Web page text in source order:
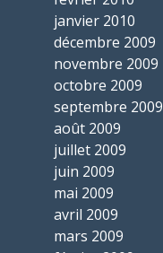
janvier 2010
décembre 2009
novembre 2009
octobre 2009
septembre 2009
août 2009
juillet 2009
juin 2009
mai 2009
avril 2009
mars 2009